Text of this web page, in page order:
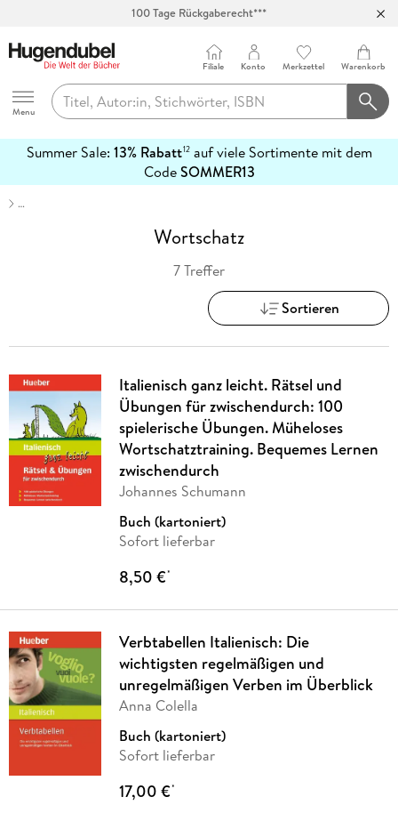
100 Tage Rückgaberecht***
Hugendubel
Menu
Filiale Konto Merkzettel Warenkorb
Summer Sale: 13% Rabatt12auf viele Sortimente mit dem
CodeSOMMER13
erfahren
…
Wortschatz
7 Treffer
Sortieren
Italienisch ganz leicht. Rätsel und
Übungen für zwischendurch: 100
spielerische Übungen. Müheloses
Wortschatztraining. Bequemes Lernen
zwischendurch
Johannes Schumann
Buch (kartoniert)
Sofort lieferbar
8,50 €*
Verbtabellen Italienisch: Die
wichtigsten regelmäßigen und
unregelmäßigen Verben im Überblick
Anna Colella
Buch (kartoniert)
Sofort lieferbar
17,00 €*